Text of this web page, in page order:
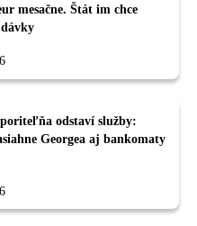
mesačne. Štát im chce
odstaví služby:
Georgea aj bankomaty